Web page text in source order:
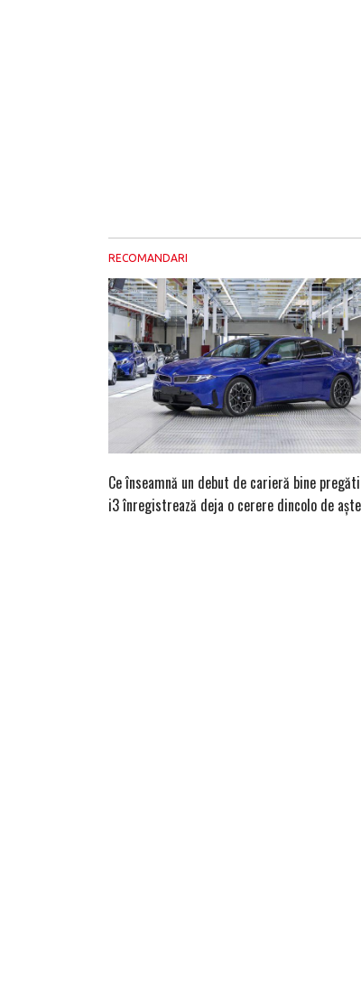
RECOMANDARI
Ce înseamnă un debut de carieră bine
i3 înregistrează deja o cerere dincolo de